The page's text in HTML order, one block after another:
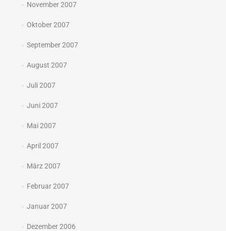
November 2007
Oktober 2007
September 2007
August 2007
Juli 2007
Juni 2007
Mai 2007
April 2007
März 2007
Februar 2007
Januar 2007
Dezember 2006